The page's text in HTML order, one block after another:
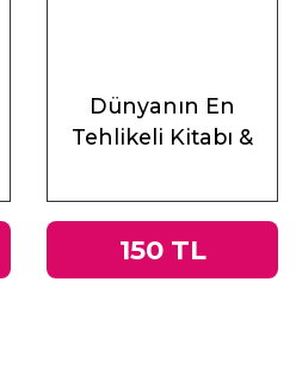
Dünyanın En
Tehlikeli Kitabı &
İmparatorluğu’ndan
Tacitus’un
150 TL